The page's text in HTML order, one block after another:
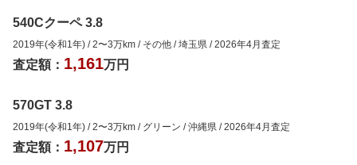
540Cクーペ 3.8
2019年(令和1年) /2〜3万km / その他 /埼玉県 /2026年4月査定
査定額： 1,161万円
570GT 3.8
2019年(令和1年) /2〜3万km / グリーン /沖縄県 /2026年4月査定
査定額： 1,107万円